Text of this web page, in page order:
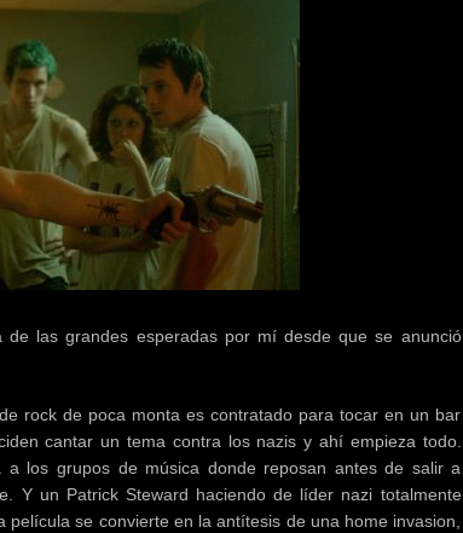
las grandes esperadas por mí desde que se anunció
rock de poca monta es contratado para tocar en un bar
cantar un tema contra los nazis y ahí empieza todo.
los grupos de música donde reposan antes de salir a
Y un Patrick Steward haciendo de líder nazi totalmente
se convierte en la antítesis de una home invasion,